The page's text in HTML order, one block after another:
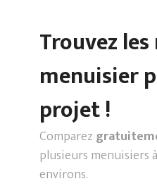
Trouvez
menuisier
projet !
Comparez
plusieurs menuisiers à
environs.